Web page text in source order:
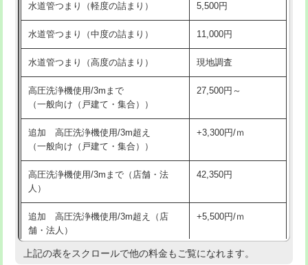
洗面台設置 38,500円
化粧台設置 22,000円
追加人工 16,500円
廃棄・処分 現場見積
※給水管工事は20mmまでの価格です。
交換・取付(排水栓・排水トラップ
22,000円+材料費
持込商品取付（混合水栓）
持込商品取付（浄水器・分岐水栓） 16,500円
業）
排水管工事（追加 排水管工事/3ｍ超
え）
水道管つまり（軽度の詰まり） 5,500円
水道管つまり（中度の詰まり） 11,000円
水道管つまり（高度の詰まり） 現地調査
高圧洗浄機使用/3mまで
（一般向け（戸建て・集合））
27,500円～
追加 高圧洗浄機使用/3m超え
（一般向け（戸建て・集合））
+3,300円/ｍ
高圧洗浄機使用/3mまで（店舗・法
人）
42,350円
追加 高圧洗浄機使用/3m超え（店
舗・法人）
+5,500円/ｍ
高度高圧洗浄換 現地調査
上記の表をスクロールで他の料金もご覧になれます。